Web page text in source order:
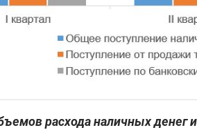
расхода наличных денег